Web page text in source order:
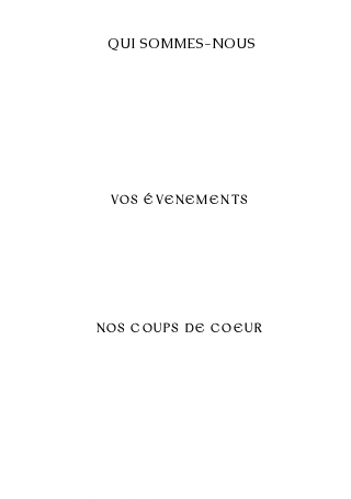
QUI SOMMES-NOUS
VOS ÉVENEMENTS
NOS COUPS DE COEUR